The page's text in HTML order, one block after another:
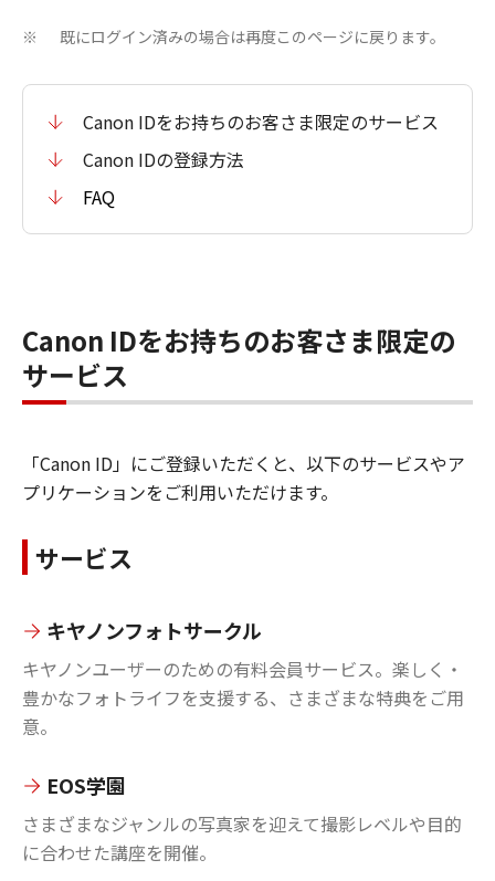
※ 既にログイン済みの場合は再度このページに戻ります。
Canon IDをお持ちのお客さま限定のサービス
Canon IDの登録方法
FAQ
Canon IDをお持ちのお客さま限定の
サービス
「Canon ID」にご登録いただくと、以下のサービスやア
プリケーションをご利用いただけます。
サービス
キヤノンフォトサークル
キヤノンユーザーのための有料会員サービス。楽しく・
豊かなフォトライフを支援する、さまざまな特典をご用
意。
EOS学園
さまざまなジャンルの写真家を迎えて撮影レベルや目的
に合わせた講座を開催。